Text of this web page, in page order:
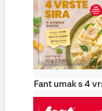
Fant umak s 4